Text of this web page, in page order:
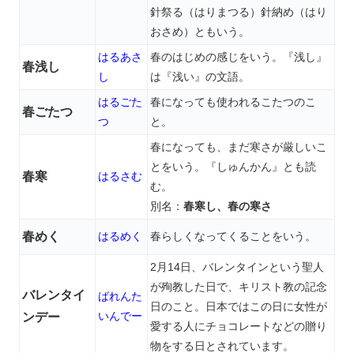
針祭る（はりまつる）針納め（はり
おさめ）ともいう。
春浅し
はるあさ
し
春のはじめの感じをいう。『浅し』
は『浅い』の文語。
春ごたつ
はるごた
つ
春になっても使われるこたつのこ
と。
春寒 はるさむ
春になっても、まだ寒さが厳しいこ
とをいう。『しゅんかん』とも読
む。
別名： 春寒し、春の寒さ
春めく はるめく 春らしくなってくることをいう。
バレンタイ
ンデー
ばれんた
いんでー
2月14日、バレンタインという聖人
が殉教した日で、キリスト教の記念
日のこと。日本ではこの日に女性が
愛する人にチョコレートなどの贈り
物をする日とされています。